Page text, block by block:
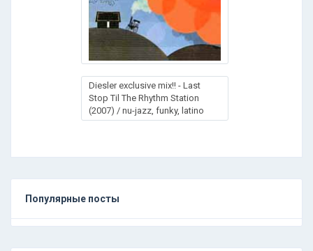
Diesler exclusive mix!! - Last
Stop Til The Rhythm Station
(2007) / nu-jazz, funky, latino
Популярные посты